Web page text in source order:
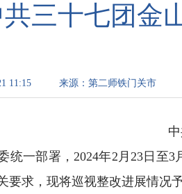
共三十七团金
11:15 来源： 第二师铁门关市
统一部署，2024年2月23日至
要求，现将巡视整改进展情况予